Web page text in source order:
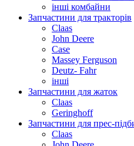
інші комбайни
Запчастини для тракторів
Claas
John Deere
Case
Massey Ferguson
Deutz- Fahr
інші
Запчастини для жаток
Claas
Geringhoff
Запчастини для прес-
Claas